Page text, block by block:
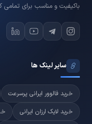
باکیفیت و مناسب برای تمامی
سایر لینک ها
خرید فالوور ایرانی پرسرعت
خرید لایک ارزان ایرانی